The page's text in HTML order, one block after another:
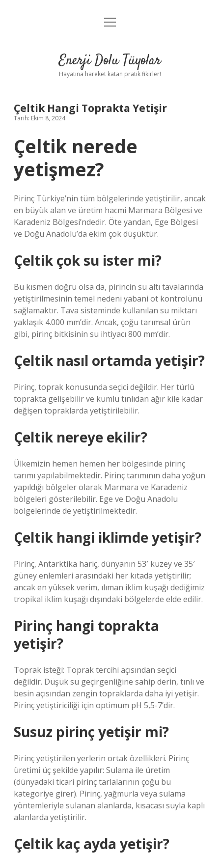
Anasayfa
Yasal Uyarı
menüyü
Enerji Dolu Tüyolar
Hayatına hareket katan pratik fikirler!
Çeltik Hangi Toprakta Yetişir
Tarih: Ekim 8, 2024
Çeltik nerede
yetişmez?
Pirinç Türkiye’nin tüm bölgelerinde yetiştirilir, ancak
en büyük alan ve üretim hacmi Marmara Bölgesi ve
Karadeniz Bölgesi’ndedir. Öte yandan, Ege Bölgesi
ve Doğu Anadolu’da ekim çok düşüktür.
Çeltik çok su ister mi?
Bu kısmen doğru olsa da, pirincin su altı tavalarında
yetiştirilmesinin temel nedeni yabani ot kontrolünü
sağlamaktır. Tava sisteminde kullanılan su miktarı
yaklaşık 4.000 mm’dir. Ancak, çoğu tarımsal ürün
gibi, pirinç bitkisinin su ihtiyacı 800 mm’dir.
Çeltik nasıl ortamda yetişir?
Pirinç, toprak konusunda seçici değildir. Her türlü
toprakta gelişebilir ve kumlu tınlıdan ağır kile kadar
değişen topraklarda yetiştirilebilir.
Çeltik nereye ekilir?
Ülkemizin hemen hemen her bölgesinde pirinç
tarımı yapılabilmektedir. Pirinç tarımının daha yoğun
yapıldığı bölgeler olarak Marmara ve Karadeniz
bölgeleri gösterilebilir. Ege ve Doğu Anadolu
bölgelerinde de yetiştirilmektedir.
Çeltik hangi iklimde yetişir?
Pirinç, Antarktika hariç, dünyanın 53′ kuzey ve 35′
güney enlemleri arasındaki her kıtada yetiştirilir;
ancak en yüksek verim, ılıman iklim kuşağı dediğimiz
tropikal iklim kuşağı dışındaki bölgelerde elde edilir.
Pirinç hangi toprakta
yetişir?
Toprak isteği: Toprak tercihi açısından seçici
değildir. Düşük su geçirgenliğine sahip derin, tınlı ve
besin açısından zengin topraklarda daha iyi yetişir.
Pirinç yetiştiriciliği için optimum pH 5,5-7’dir.
Susuz pirinç yetişir mi?
Pirinç yetiştirilen yerlerin ortak özellikleri. Pirinç
üretimi üç şekilde yapılır: Sulama ile üretim
(dünyadaki ticari pirinç tarlalarının çoğu bu
kategoriye girer). Pirinç, yağmurla veya sulama
yöntemleriyle sulanan alanlarda, kısacası suyla kaplı
alanlarda yetiştirilir.
Çeltik kaç ayda yetişir?